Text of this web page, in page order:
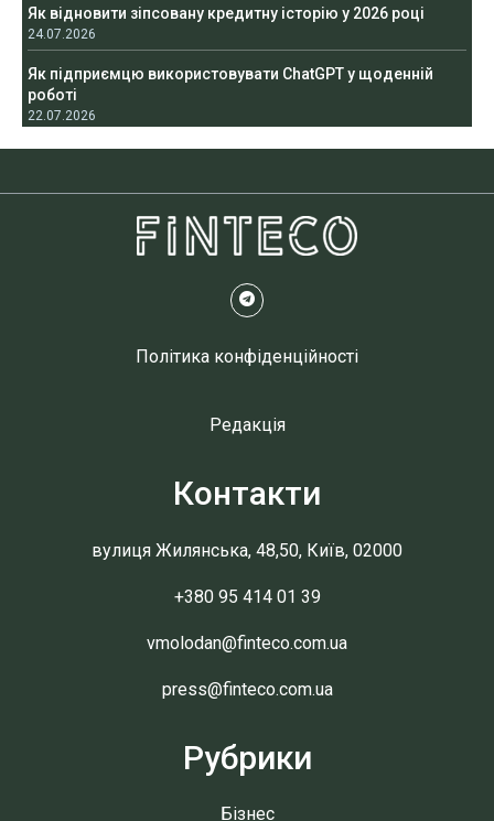
Як відновити зіпсовану кредитну історію у 2026 році
24.07.2026
Як підприємцю використовувати ChatGPT у щоденній
роботі
22.07.2026
Політика конфіденційності
Редакція
Контакти
вулиця Жилянська, 48,50, Київ, 02000
+380 95 414 01 39
vmolodan@finteco.com.ua
press@finteco.com.ua
Рубрики
Бізнес